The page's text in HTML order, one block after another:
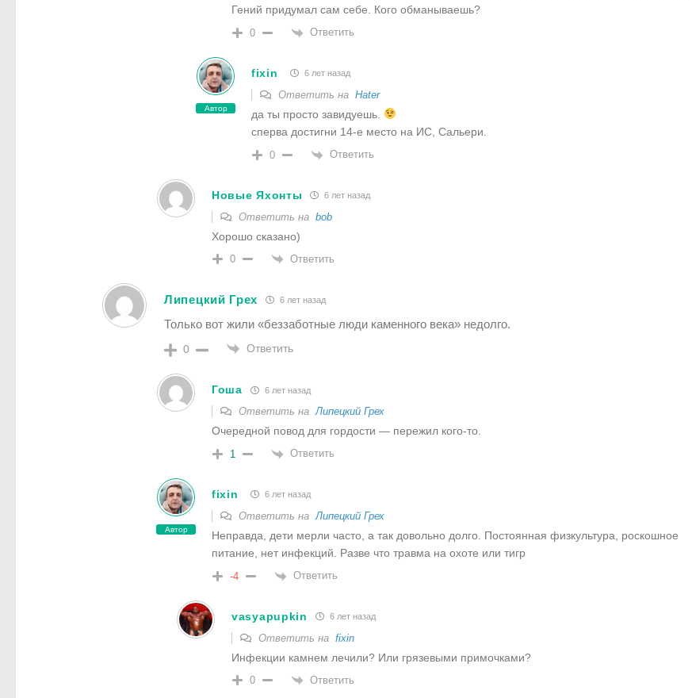
Гений придумал сам себе. Кого обманываешь?
0 Ответить
Автор
fixin 6 лет назад
Ответить на Hater
да ты просто завидуешь.
сперва достигни 14-е место на ИС, Сальери.
0 Ответить
Новые Яхонты 6 лет назад
Ответить на bob
Хорошо сказано)
0 Ответить
Липецкий Грех 6 лет назад
Только вот жили «беззаботные люди каменного века» недолго.
0 Ответить
Гоша 6 лет назад
Ответить наЛипецкий Грех
Очередной повод для гордости — пережил кого-то.
1 Ответить
Автор
fixin 6 лет назад
Ответить на Липецкий Грех
Неправда, дети мерли часто, а так довольно долго. Постоянная физкультура, роскошное
питание, нет инфекций. Разве что травма на охоте или тигр
-4 Ответить
vasyapupkin 6 лет назад
Ответить на fixin
Инфекции камнем лечили? Или грязевыми примочками?
0 Ответить